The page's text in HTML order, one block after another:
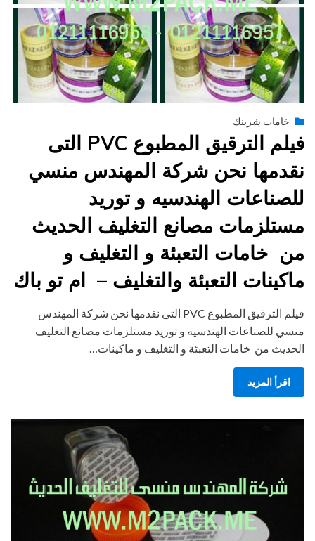
by engmansyPosted
on
يونيو 29, 2015
خامات شرينك
فيلم الترقيق المطبوع PVC التى
نقدمها نحن شركة المهندس منسي
للصناعات الهندسيه و توريد
مستلزمات مصانع التغليف الحديث
من خامات التعبئة و التغليف و
ماكينات التعبئة والتغليف – ام تو باك
فيلم الترقيق المطبوع PVC التى نقدمها نحن شركة المهندس
منسي للصناعات الهندسيه و توريد مستلزمات مصانع التغليف
الحديث من خامات التعبئة و التغليف و ماكينات…
اقرأ المزيد